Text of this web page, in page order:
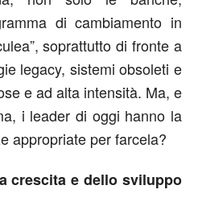
di cambiamento in
soprattutto di fronte a
legacy, sistemi obsoleti e
e ad alta intensità. Ma, e
i leader di oggi hanno la
appropriate per farcela?
crescita e dello sviluppo